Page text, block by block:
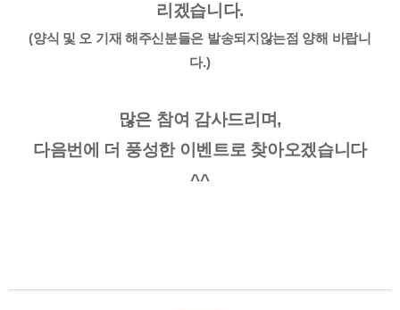
리겠습니다.
(양식 및 오 기재 해주신분들은 발송되지않는점 양해 바랍니
다.)
많은 참여 감사드리며,
다음번에 더 풍성한 이벤트로 찾아오겠습니다
^^